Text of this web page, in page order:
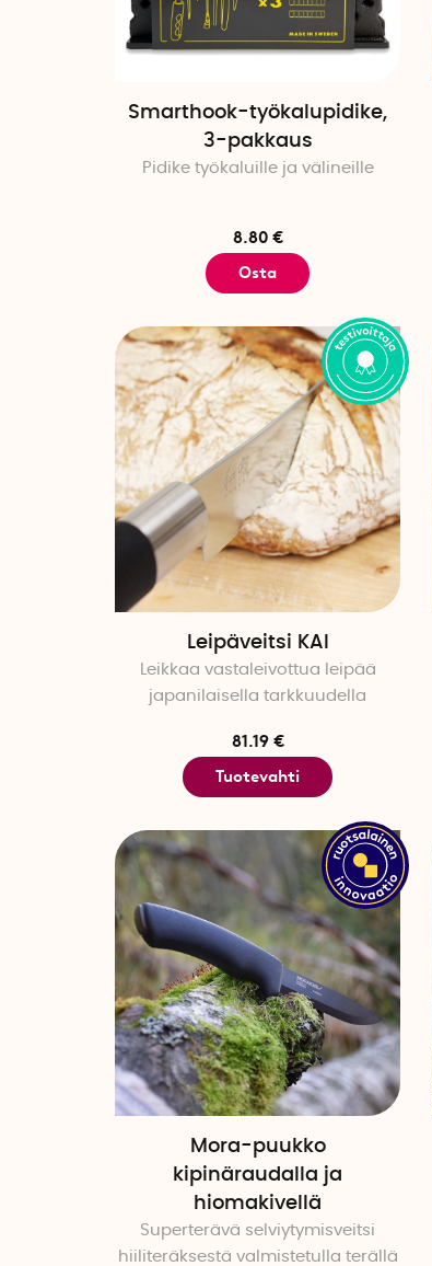
Smarthook-työkalupidike,
3-pakkaus
Pidike työkaluille ja välineille
8.80 €
Osta
Leipäveitsi KAI
Leikkaa vastaleivottua leipää
japanilaisella tarkkuudella
81.19 €
Tuotevahti
Mora-puukko
kipinäraudalla ja
hiomakivellä
Superterävä selviytymisveitsi
hiiliteräksestä valmistetulla terällä